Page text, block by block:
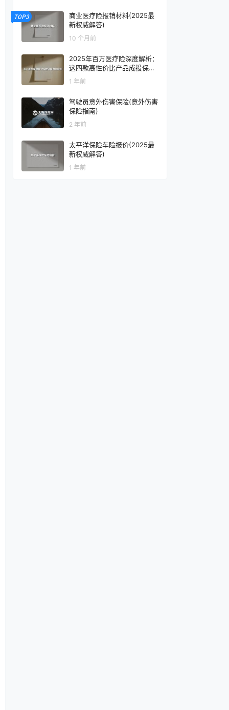
TOP3
商业医疗险报销材料(2025最
新权威解答)
10 个月前
2025年百万医疗险深度解析：
这四款高性价比产品成投保新
宠
1 年前
驾驶员意外伤害保险(意外伤害
保险指南)
2 年前
太平洋保险车险报价(2025最
新权威解答)
1 年前